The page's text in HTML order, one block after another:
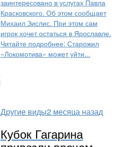
Красковского. Об этом сообщает
Михаил Зислис. При этом сам
игрок хочет остаться в Ярославле.
Читайте подробнее: Старожил
«Локомотива» может уйти...
Другие виды2 месяца назад
Кубок Гагарина